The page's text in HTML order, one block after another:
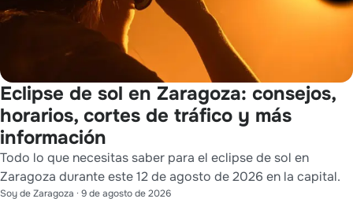
Eclipse de sol en Zaragoza: consejos,
horarios, cortes de tráfico y más
información
Todo lo que necesitas saber para el eclipse de sol en
Zaragoza durante este 12 de agosto de 2026 en la capital.
Soy de Zaragoza · 9 de agosto de 2026